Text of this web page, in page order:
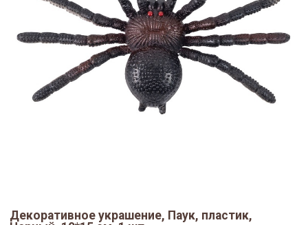
Декоративное украшение, Паук, пластик,